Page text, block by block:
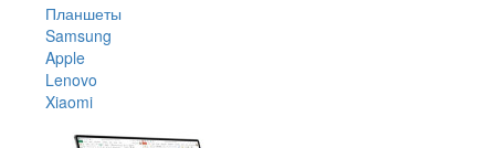
Планшеты
Samsung
Apple
Lenovo
Xiaomi